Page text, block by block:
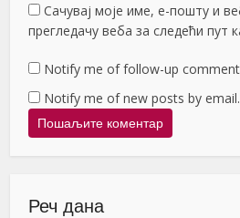
Сачувај моје име, е-пошту и
прегледачу веба за следећи пут
Notify me of follow-up
Notify me of new posts by email.
Реч дана